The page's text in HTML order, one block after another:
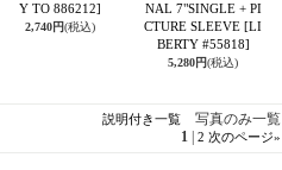
Y TO 886212]
2,740円(税込)
NAL 7"SINGLE + PI
CTURE SLEEVE [LI
BERTY #55818]
5,280円(税込)
説明付き一覧写真のみ一覧
1| 2 次のページ»